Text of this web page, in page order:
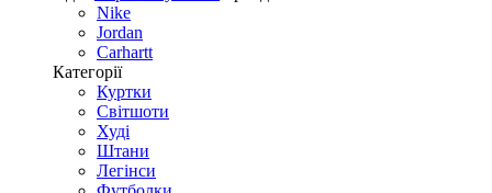
Nike
Jordan
Carhartt
Категорії
Куртки
Світшоти
Худі
Штани
Легінси